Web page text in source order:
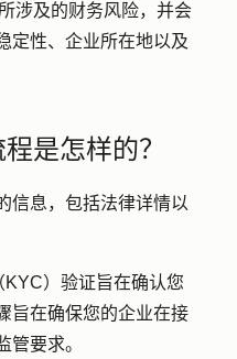
涉及的财务风险，并会
定性、企业所在地以及
是怎样的？
信息，包括法律详情以
KYC）验证旨在确认您
旨在确保您的企业在接
管要求。